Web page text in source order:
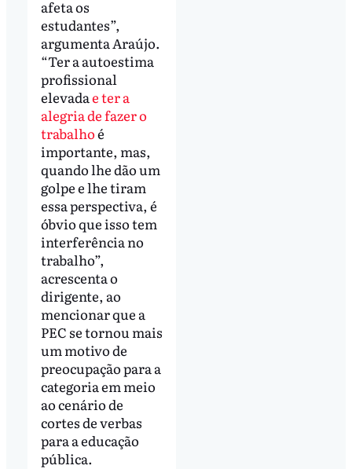
afeta os
estudantes”,
argumenta Araújo.
“Ter a autoestima
profissional
elevadae ter a
alegria de fazer o
trabalhoé
importante, mas,
quando lhe dão um
golpe e lhe tiram
essa perspectiva, é
óbvio que isso tem
interferência no
trabalho”,
acrescenta o
dirigente, ao
mencionar que a
PEC se tornou mais
um motivo de
preocupação para a
categoria em meio
ao cenário de
cortes de verbas
para a educação
pública.